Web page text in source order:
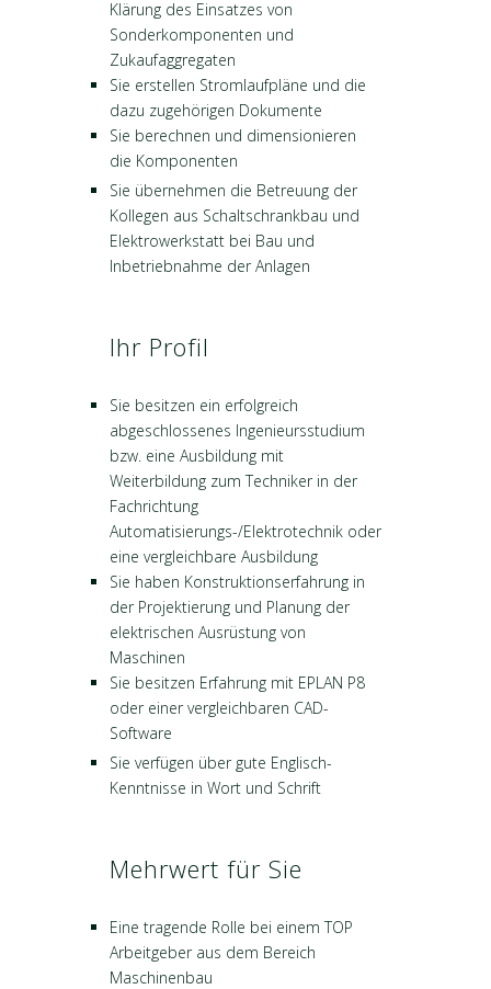
Klärung des Einsatzes von
Sonderkomponenten und
Zukaufaggregaten
Sie erstellen Stromlaufpläne und die
dazu zugehörigen Dokumente
Sie berechnen und dimensionieren
die Komponenten
Sie übernehmen die Betreuung der
Kollegen aus Schaltschrankbau und
Elektrowerkstatt bei Bau und
Inbetriebnahme der Anlagen
Ihr Profil
Sie besitzen ein erfolgreich
abgeschlossenes Ingenieursstudium
bzw. eine Ausbildung mit
Weiterbildung zum Techniker in der
Fachrichtung
Automatisierungs-/Elektrotechnik oder
eine vergleichbare Ausbildung
Sie haben Konstruktionserfahrung in
der Projektierung und Planung der
elektrischen Ausrüstung von
Maschinen
Sie besitzen Erfahrung mit EPLAN P8
oder einer vergleichbaren CAD-
Software
Sie verfügen über gute Englisch-
Kenntnisse in Wort und Schrift
Mehrwert für Sie
Eine tragende Rolle bei einem TOP
Arbeitgeber aus dem Bereich
Maschinenbau